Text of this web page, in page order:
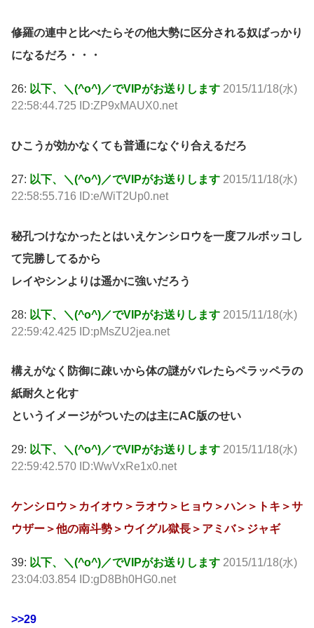
修羅の連中と比べたらその他大勢に区分される奴ばっかり
になるだろ・・・
26: 以下、＼(^o^)／でVIPがお送りします 2015/11/18(水)
22:58:44.725 ID:ZP9xMAUX0.net
ひこうが効かなくても普通になぐり合えるだろ
27: 以下、＼(^o^)／でVIPがお送りします 2015/11/18(水)
22:58:55.716 ID:e/WiT2Up0.net
秘孔つけなかったとはいえケンシロウを一度フルボッコし
て完勝してるから
レイやシンよりは遥かに強いだろう
28: 以下、＼(^o^)／でVIPがお送りします 2015/11/18(水)
22:59:42.425 ID:pMsZU2jea.net
構えがなく防御に疎いから体の謎がバレたらペラッペラの
紙耐久と化す
というイメージがついたのは主にAC版のせい
29: 以下、＼(^o^)／でVIPがお送りします 2015/11/18(水)
22:59:42.570 ID:WwVxRe1x0.net
ケンシロウ＞カイオウ＞ラオウ＞ヒョウ＞ハン＞トキ＞サ
ウザー＞他の南斗勢＞ウイグル獄長＞アミバ＞ジャギ
39: 以下、＼(^o^)／でVIPがお送りします 2015/11/18(水)
23:04:03.854 ID:gD8Bh0HG0.net
>>29